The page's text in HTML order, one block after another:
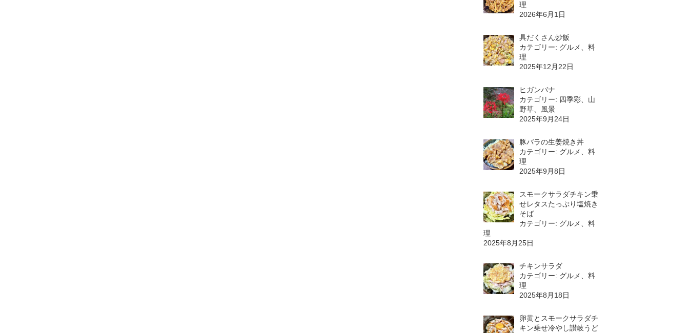
理
2026年6月1日
具だくさん炒飯
カテゴリー: グルメ、料
理
2025年12月22日
ヒガンバナ
カテゴリー: 四季彩、山
野草、風景
2025年9月24日
豚バラの生姜焼き丼
カテゴリー: グルメ、料
理
2025年9月8日
スモークサラダチキン乗
せレタスたっぷり塩焼き
そば
カテゴリー: グルメ、料
理
2025年8月25日
チキンサラダ
カテゴリー: グルメ、料
理
2025年8月18日
卵黄とスモークサラダチ
キン乗せ冷やし讃岐うど